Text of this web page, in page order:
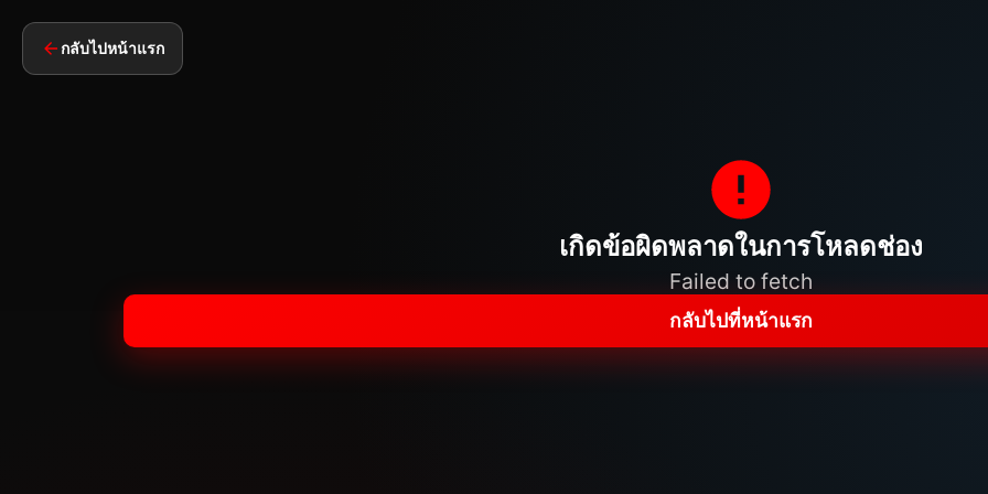
กลับไปหน้าแรก
เกิดข้อผิดพลาดในการโหลดช่อง
Failed to fetch
กลับไปที่หน้าแรก